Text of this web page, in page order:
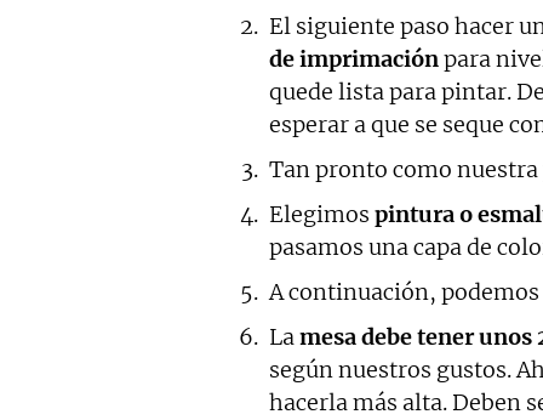
El siguiente paso hacer
de imprimaciónpara
quede lista para pintar.
esperar a que se seque
Tan pronto como nuestra
Elegimos pintura o
pasamos una capa de
A continuación, podemos
Lamesa debe tener
según nuestros gustos.
hacerla más alta. Deben